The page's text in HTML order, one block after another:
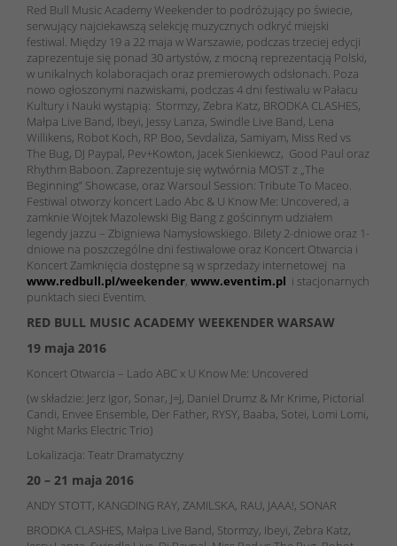
Red Bull Music Academy Weekender to podróżujący po świecie,
serwujący najciekawszą selekcję muzycznych odkryć miejski
festiwal. Między 19 a 22 maja w Warszawie, podczas trzeciej edycji
zaprezentuje się ponad 30 artystów, z mocną reprezentacją Polski,
w unikalnych kolaboracjach oraz premierowych odsłonach. Poza
nowo ogłoszonymi nazwiskami, podczas 4 dni festiwalu w Pałacu
Kultury i Nauki wystąpią: Stormzy, Zebra Katz, BRODKA CLASHES,
Małpa Live Band, Ibeyi, Jessy Lanza, Swindle Live Band, Lena
Willikens, Robot Koch, RP Boo, Sevdaliza, Samiyam, Miss Red vs
The Bug, DJ Paypal, Pev+Kowton, Jacek Sienkiewcz, Good Paul oraz
Rhythm Baboon. Zaprezentuje się wytwórnia MOST z „The
Beginning” Showcase, oraz Warsoul Session: Tribute To Maceo.
Festiwal otworzy koncert Lado Abc & U Know Me: Uncovered, a
zamknie Wojtek Mazolewski Big Bang z gościnnym udziałem
legendy jazzu – Zbigniewa Namysłowskiego. Bilety 2-dniowe oraz 1-
dniowe na poszczególne dni festiwalowe oraz Koncert Otwarcia i
Koncert Zamknięcia dostępne są w sprzedaży internetowej na
www.redbull.pl/weekender, www.eventim.pl i stacjonarnych
punktach sieci Eventim.
RED BULL MUSIC ACADEMY WEEKENDER WARSAW
19 maja 2016
Koncert Otwarcia – Lado ABC x U Know Me: Uncovered
(w składzie: Jerz Igor, Sonar, J=J, Daniel Drumz & Mr Krime, Pictorial
Candi, Envee Ensemble, Der Father, RYSY, Baaba, Sotei, Lomi Lomi,
Night Marks Electric Trio)
Lokalizacja: Teatr Dramatyczny
20 – 21 maja 2016
ANDY STOTT, KANGDING RAY, ZAMILSKA, RAU, JAAA!, SONAR
BRODKA CLASHES, Małpa Live Band, Stormzy, Ibeyi, Zebra Katz,